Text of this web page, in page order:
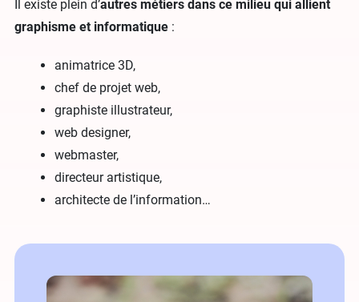
Il existe plein d’autres métiers dans ce milieu qui allient
graphisme et informatique :
animatrice 3D,
chef de projet web,
graphiste illustrateur,
web designer,
webmaster,
directeur artistique,
architecte de l’information…